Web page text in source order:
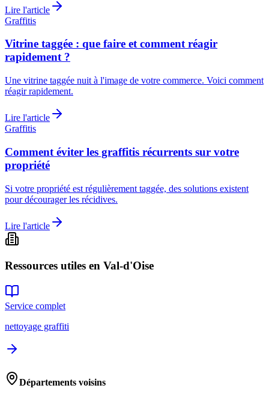
Lire l'article
Graffitis
Vitrine taggée : que faire et comment réagir
rapidement ?
Une vitrine taggée nuit à l'image de votre commerce. Voici comment
réagir rapidement.
Lire l'article
Graffitis
Comment éviter les graffitis récurrents sur votre
propriété
Si votre propriété est régulièrement taggée, des solutions existent
pour décourager les récidives.
Lire l'article
Ressources utiles en Val-d'Oise
Service complet
nettoyage graffiti
Départements voisins